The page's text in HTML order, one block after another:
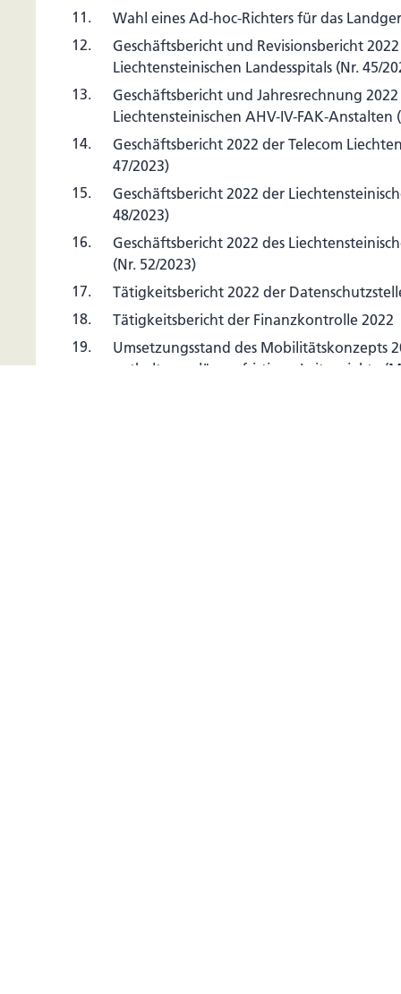
11.
Wahl eines Ad-hoc-Richters für das
12.
Geschäftsbericht und Revisionsbericht
Liechtensteinischen Landesspitals (Nr. 45/
13.
Geschäftsbericht und Jahresrechnung
Liechtensteinischen AHV-IV-FAK-Anstalten
14.
Geschäftsbericht 2022 der Telecom
47/2023)
15.
Geschäftsbericht 2022 der
48/2023)
16.
Geschäftsbericht 2022 des
(Nr. 52/2023)
17.
Tätigkeitsbericht 2022 der
18.
Tätigkeitsbericht der Finanzkontrolle 2022
19.
Umsetzungsstand des Mobilitätskonzepts
enthaltenen längerfristigen Leitprojekte